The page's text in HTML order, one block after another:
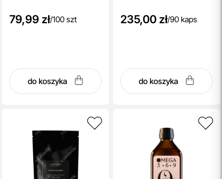
79,99 zł/100 szt
do koszyka
235,00 zł/90 kaps
do koszyka